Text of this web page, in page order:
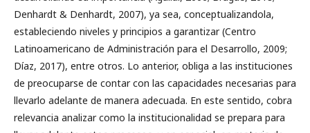
Denhardt & Denhardt, 2007), ya sea, conceptualizandola,
estableciendo niveles y principios a garantizar (Centro
Latinoamericano de Administración para el Desarrollo, 2009;
Díaz, 2017), entre otros. Lo anterior, obliga a las instituciones
de preocuparse de contar con las capacidades necesarias para
llevarlo adelante de manera adecuada. En este sentido, cobra
relevancia analizar como la institucionalidad se prepara para